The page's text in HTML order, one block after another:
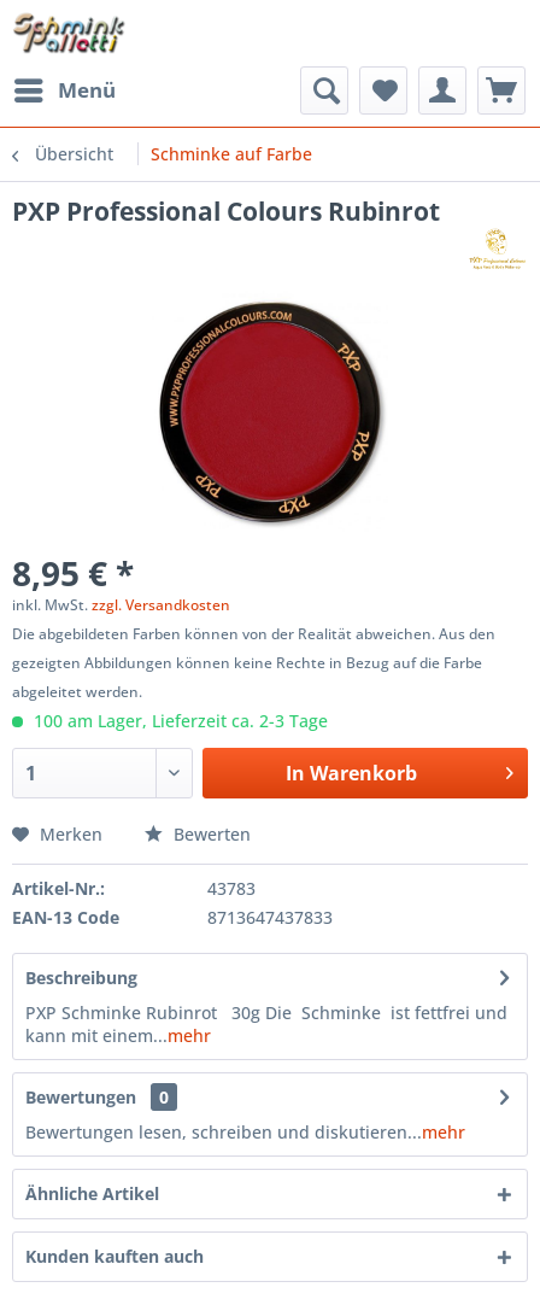
Menü
Übersicht Schminke auf Farbe
PXP Professional Colours Rubinrot
8,95 € *
inkl. MwSt.zzgl. Versandkosten
Die abgebildeten Farben können von der Realität abweichen. Aus den
gezeigten Abbildungen können keine Rechte in Bezug auf die Farbe
abgeleitet werden.
100 am Lager, Lieferzeit ca. 2-3 Tage
In Warenkorb
Merken Bewerten
Artikel-Nr.:
43783
EAN-13 Code
8713647437833
Beschreibung
PXP Schminke Rubinrot 30g Die Schminke ist fettfrei und
kann mit einem...mehr
Bewertungen
0
Bewertungen lesen, schreiben und diskutieren...mehr
Ähnliche Artikel
Kunden kauften auch